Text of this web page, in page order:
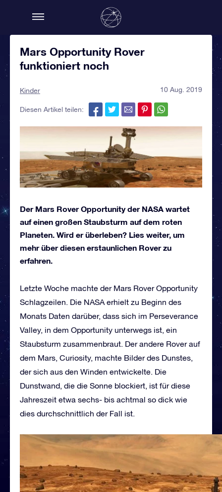
Mars Opportunity Rover
funktioniert noch
Kinder 10 Aug. 2019
Diesen Artikel teilen:
Der Mars Rover Opportunity der NASA wartet
auf einen großen Staubsturm auf dem roten
Planeten. Wird er überleben? Lies weiter, um
mehr über diesen erstaunlichen Rover zu
erfahren.
Letzte Woche machte der Mars Rover Opportunity
Schlagzeilen. Die NASA erhielt zu Beginn des
Monats Daten darüber, dass sich im Perseverance
Valley, in dem Opportunity unterwegs ist, ein
Staubsturm zusammenbraut. Der andere Rover auf
dem Mars, Curiosity, machte Bilder des Dunstes,
der sich aus den Winden entwickelte. Die
Dunstwand, die die Sonne blockiert, ist für diese
Jahreszeit etwa sechs- bis achtmal so dick wie
dies durchschnittlich der Fall ist.